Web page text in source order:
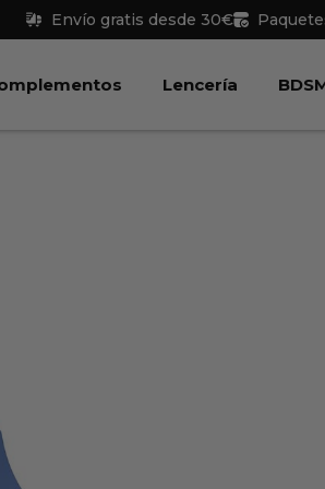
Envío gratis desde 30€
Juguetes Abrir Complementos
Lencería Abrir